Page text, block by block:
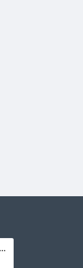
realitatea.
Veiled Rose 68 - Salopeta extrafina din bambus cu fermoar pentru bebelusi - Minymo